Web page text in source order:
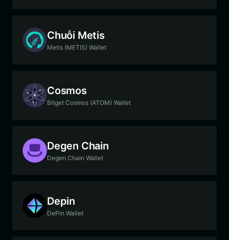
Chuỗi Metis
Metis (METIS) Wallet
Cosmos
Bitget Cosmos (ATOM) Wallet
Degen Chain
Degen Chain Wallet
Depin
DePin Wallet